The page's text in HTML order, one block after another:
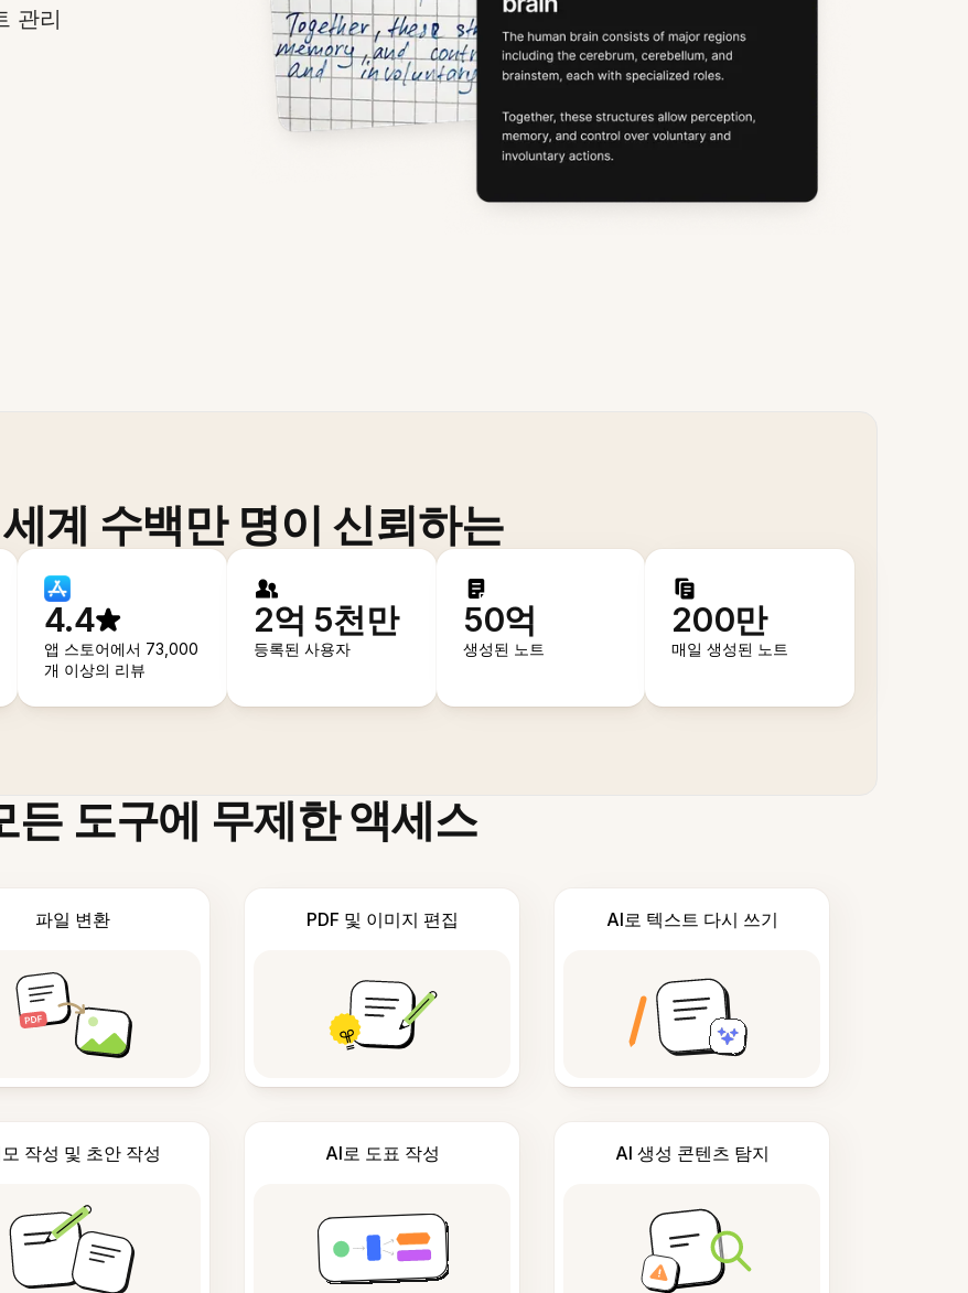
관리
계 수백만 명이 신뢰하는
4.4
앱 스토어에서 73,000
개 이상의 리뷰
2억 5천만
등록된 사용자
50억
생성된 노트
200만
매일 생성된 노트
든 도구에 무제한 액세스
파일 변환 PDF 및 이미지 편집 AI로 텍스트 다시 쓰기
작성 및 초안 작성 AI로 도표 작성 AI 생성 콘텐츠 탐지